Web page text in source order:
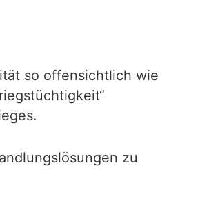
so offensichtlich wie
zu